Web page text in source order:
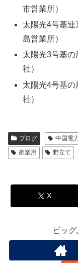
市営業所）
太陽光4号基
島営業所）
太陽光3号基の
社）
太陽光4号基
社）
ブログ 中国電
産業用
野立て
X
ビッ